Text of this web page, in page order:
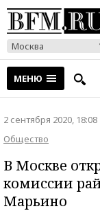
Москва
МЕНЮ
2 сентября 2020, 18:08
Общество
В Москве
комиссии
Марьино